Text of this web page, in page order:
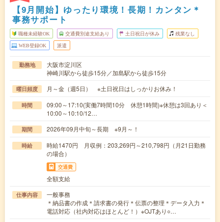
【9月開始】ゆったり環境！長期！カンタン＊
事務サポート
職種未経験OK 交通費別途支給あり 土日祝日が休み 残業なし
WEB登録OK 派遣
勤務地
大阪市淀川区
神崎川駅から徒歩15分／加島駅から徒歩15分
曜日頻度 月～金（週5日） ※土日祝日はしっかりお休み！
時間
09:00～17:10(実働7時間10分 休憩1時間)※休憩は3回あり＜
10:00～10:10/12…
期間 2026年09月中旬～長期 ※9月～！
時給
時給1470円 月収例：203,269円～210,798円（月21日勤務
の場合）
交通費
全額支給
仕事内容
一般事務
＊納品書の作成＊請求書の発行＊伝票の整理＊データ入力＊
電話対応（社内対応はほとんど！）※OJTあり○…